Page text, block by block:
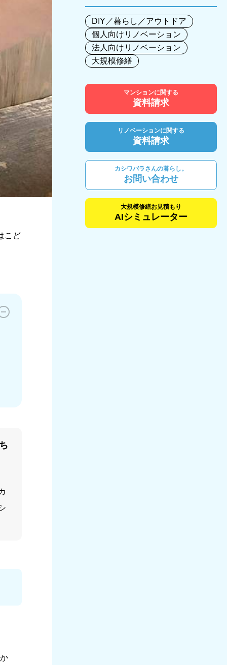
こど
DIY／暮らし／アウトドア
個人向けリノベーション
法人向けリノベーション
大規模修繕
マンションに関する
資料請求
リノベーションに関する
資料請求
カシワバラさんの暮らし。
お問い合わせ
大規模修繕お見積もり
AIシミュレーター